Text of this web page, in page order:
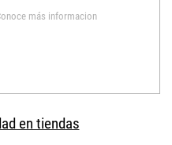
más informacion
en tiendas